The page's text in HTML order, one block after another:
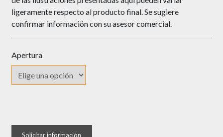
ligeramente respecto al producto final. Se sugiere
confirmar información con su asesor comercial.
Apertura
Mágica